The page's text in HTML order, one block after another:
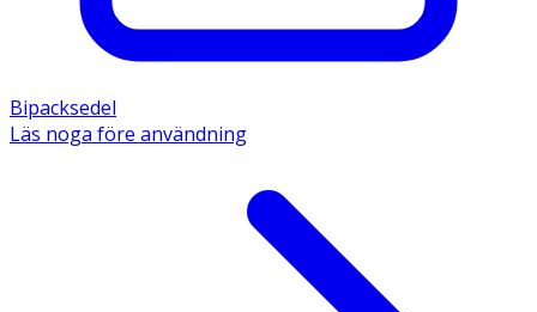
Bipacksedel
Läs noga före användning